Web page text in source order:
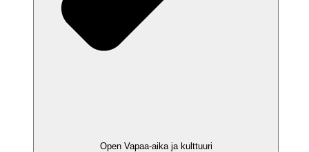
Open Vapaa-aika ja kulttuuri